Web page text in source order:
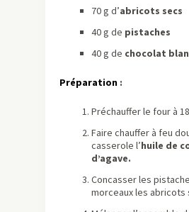
70 g d’abricots secs
40 g de pistaches
40 g de chocolat
Préparation :
Préchauffer le four à
Faire chauffer à feu
casserole l’huile de
d’agave.
Concasser les
morceaux les abricots